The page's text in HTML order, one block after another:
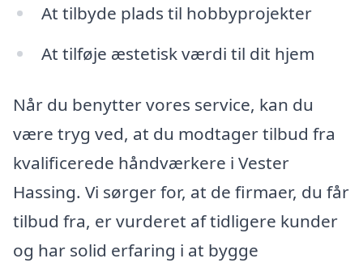
At tilbyde plads til hobbyprojekter
At tilføje æstetisk værdi til dit hjem
Når du benytter vores service, kan du
være tryg ved, at du modtager tilbud fra
kvalificerede håndværkere i Vester
Hassing. Vi sørger for, at de firmaer, du får
tilbud fra, er vurderet af tidligere kunder
og har solid erfaring i at bygge